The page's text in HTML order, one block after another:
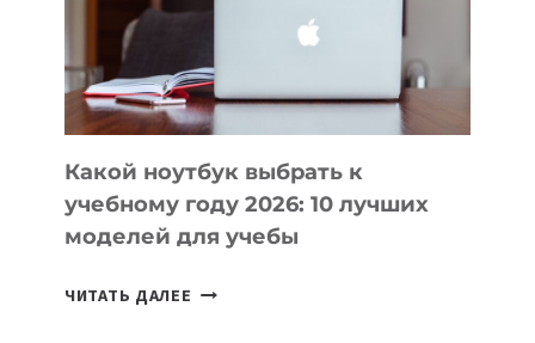
СОЗДАВАТЬ
БЕЗ
СЛОЖНОГО
КОДА
Какой ноутбук выбрать к
учебному году 2026: 10 лучших
моделей для учебы
ЧИТАТЬ ДАЛЕЕ КАКОЙ